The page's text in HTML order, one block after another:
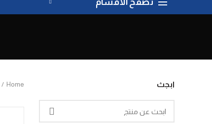
تصفح الأقسام
ابجث Home